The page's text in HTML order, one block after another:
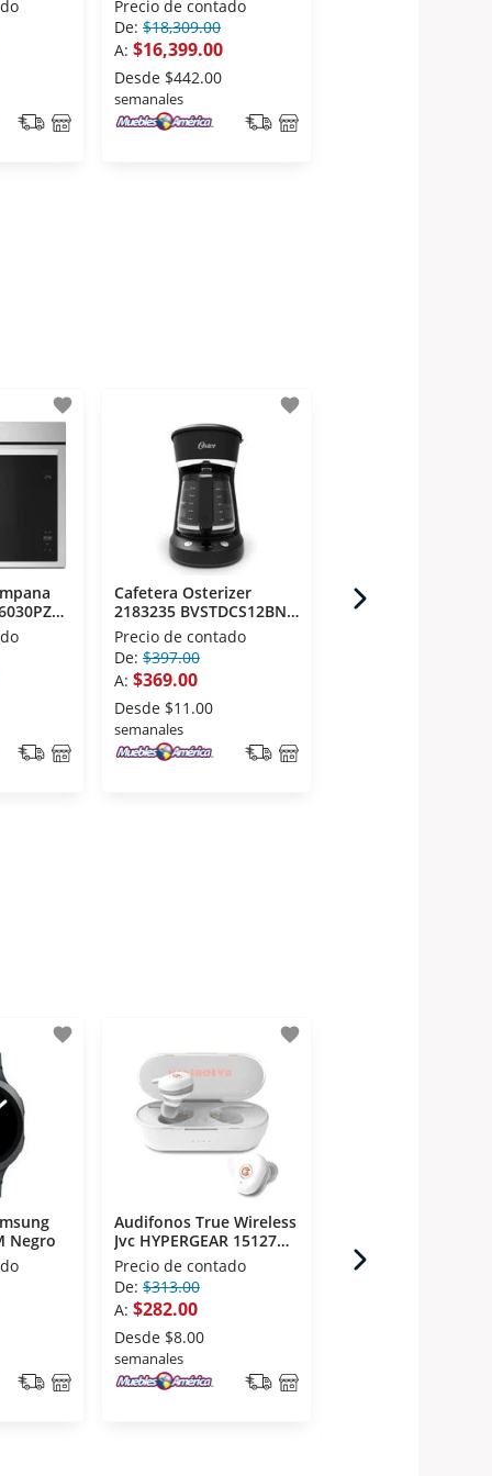
Precio de contado
De: $18,309.00
A: $16,399.00
Desde $442.00
semanales
favorite favorite
Cafetera Osterizer
2183235 BVSTDCS12BN
12 Tazas Negro
Precio de contado
De: $397.00
A: $369.00
Desde $11.00
semanales
Wafflera Taurus
Waffle Perfect Tan
favorite
Negro
favorite
Audifonos True Wireless
Jvc HYPERGEAR 15127
Blanco
Precio de contado
De: $313.00
A: $282.00
Desde $8.00
semanales
LED
Precio de contado